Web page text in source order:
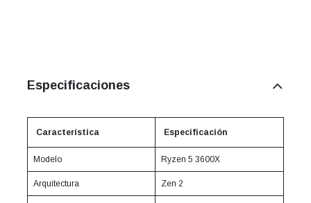
Especificaciones
Característica Especificación
Modelo Ryzen 5 3600X
Arquitectura Zen 2